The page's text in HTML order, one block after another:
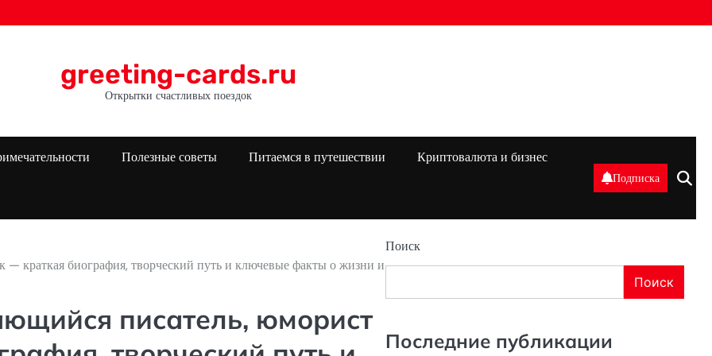
greeting-cards.ru
Открытки счастливых поездок
Полезные советы Питаемся в путешествии Криптовалюта и бизнес
Подписка
краткая биография, творческий путь и ключевые факты о жизни и
писатель, юморист
Поиск
Поиск
Последние публикации